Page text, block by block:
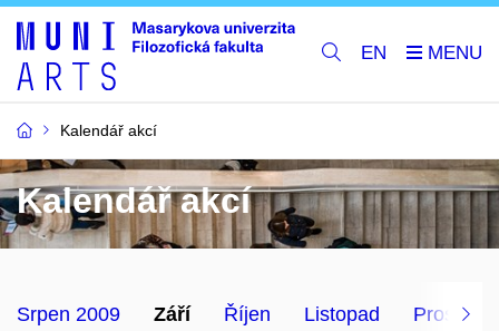
EN
Kalendář akcí
Kalendář akcí
Srpen 2009 Září Říjen Listopad Prosinec